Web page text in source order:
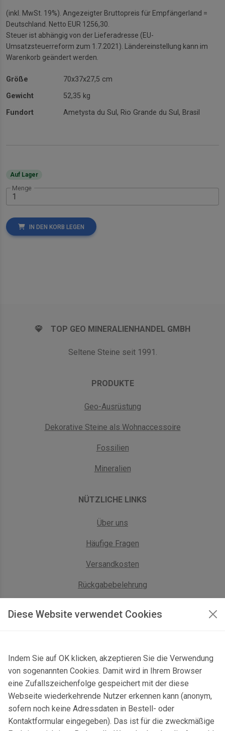
Diese Website verwendet Cookies
Indem Sie auf OK klicken, akzeptieren Sie die Verwendung
von sogenannten Cookies. Damit wird in Ihrem Browser
eine Zufallszeichenfolge gespeichert mit der diese
Webseite wiederkehrende Nutzer erkennen kann (anonym,
sofern noch keine Adressdaten in Bestell- oder
Kontaktformular eingegeben). Das ist für die zweckmäßige
(inkl. MwSt. 19%). Angezeigter Bruttopreis für Empfängerland =
Deutschland. Netto EUR 1256,30.
Steuer ist abhängig von der Lieferadresse (EU-
Umsatzsteuerreform zum 1.7.2021). Ländereinstellung kann im
Warenkorb geändert werden.
Größe
70x37x27,5 cm
Gewicht
52,35 kg
Fundort
Ametysta du Sul, Rio Grande du Sul, Brasil
Auf Lager
Menge
IN DEN KORB LEGEN
TOP GEO MINERALIENHANDEL GMBH
Seltene Steine seit 1991.
PRODUKTE
Geo-Ausrüstung
Dekorative Steine als Wohnaccessoire
Fossilien
Mineralien
NÜTZLICHE LINKS
Über uns
Häufige Fragen
Versandkosten
Rückgabebelehrung
Kontaktformular & Anfahrt
Gersbach 10, 74589 Satteldorf, Deutschland
mail@topgeo.com
+49 7950 1345